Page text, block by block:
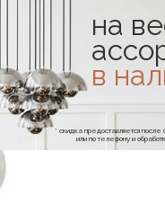
на
в
* скидка предоставляется
или по телефону и